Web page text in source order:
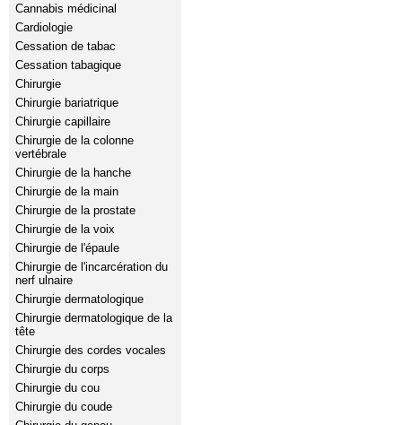
Cannabis médicinal
Cardiologie
Cessation de tabac
Cessation tabagique
Chirurgie
Chirurgie bariatrique
Chirurgie capillaire
Chirurgie de la colonne
vertébrale
Chirurgie de la hanche
Chirurgie de la main
Chirurgie de la prostate
Chirurgie de la voix
Chirurgie de l'épaule
Chirurgie de l'incarcération du
nerf ulnaire
Chirurgie dermatologique
Chirurgie dermatologique de la
tête
Chirurgie des cordes vocales
Chirurgie du corps
Chirurgie du cou
Chirurgie du coude